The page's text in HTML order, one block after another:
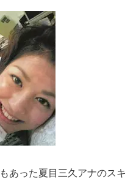
あった夏目三久アナのスキ